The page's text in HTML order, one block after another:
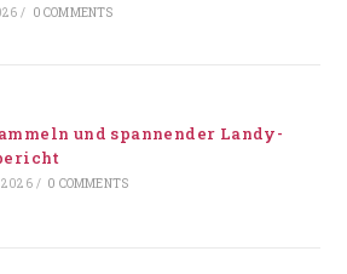
/ 0 COMMENTS
und spannender Landy-
2026 / 0 COMMENTS